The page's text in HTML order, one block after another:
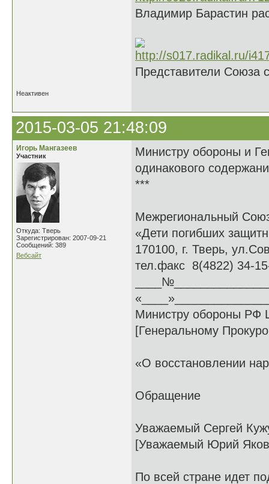
Владимир Барастин
Представители Союза
Неактивен
2015-03-05 21:48:09
Игорь Мангазеев
Участник
Откуда: Тверь
Зарегистрирован: 2007-09-21
Сообщений: 389
Вебсайт
Министру обороны и
одинакового
***
Межрегиональный
«Дети погибших
170100, г. Тверь,
тел.факс 8(4822) 34-
Министру обороны РФ
[Генеральному
«О восстановлении
Обращение
Уважаемый Сергей
[Уважаемый Юрий
По всей стране идет